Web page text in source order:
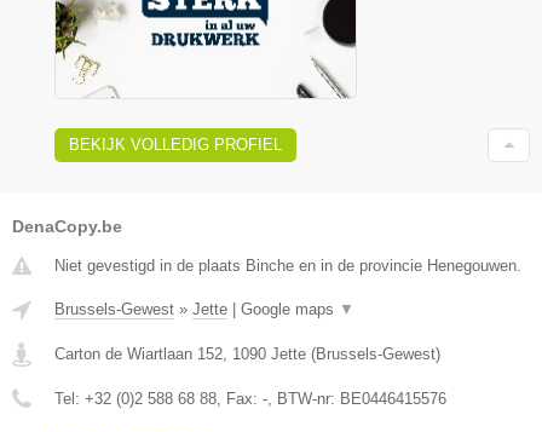
BEKIJK VOLLEDIG PROFIEL
DenaCopy.be
Niet gevestigd in de plaats Binche en in de provincie Henegouwen.
Brussels-Gewest » Jette | Google maps ▼
Carton de Wiartlaan 152 1090 Jette (Brussels-Gewest)
Tel: +32 (0)2 588 68 88 , Fax: - , BTW-nr: BE0446415576